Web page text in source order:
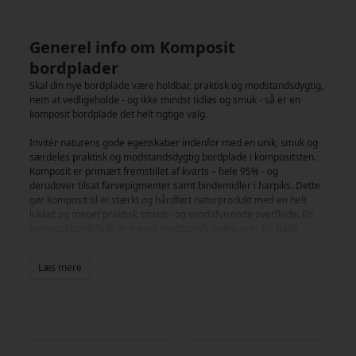
Generel info om Komposit
bordplader
Skal din nye bordplade være holdbar, praktisk og modstandsdygtig,
nem at vedligeholde - og ikke mindst tidløs og smuk - så er en
komposit bordplade det helt rigtige valg.
Invitér naturens gode egenskaber indenfor med en unik, smuk og
særdeles praktisk og modstandsdygtig bordplade i kompositsten.
Komposit er primært fremstillet af kvarts – hele 95% - og
derudover tilsat farvepigmenter samt bindemidler i harpiks. Dette
gør komposit til et stærkt og hårdført naturprodukt med en helt
endvidere en god tolerance over for varme og tåler de fleste
Læs mere